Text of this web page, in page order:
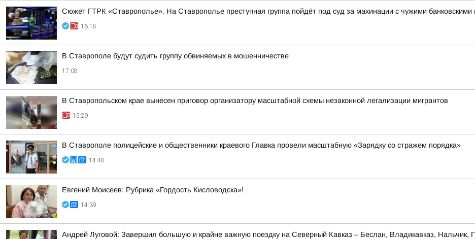
Сюжет ГТРК «Ставрополье». На Ставрополье преступная группа пойдёт под суд за махинации с чужими банковскими
16:18
В Ставрополе будут судить группу обвиняемых в мошенничестве
17:08
В Ставропольском крае вынесен приговор организатору масштабной схемы незаконной легализации мигрантов
15:29
В Ставрополе полицейские и общественники краевого Главка провели масштабную «Зарядку со стражем порядка»
14:48
Евгений Моисеев: Рубрика «Гордость Кисловодска»!
14:39
Андрей Луговой: Завершил большую и крайне важную поездку на Северный Кавказ – Беслан, Владикавказ, Нальчик,